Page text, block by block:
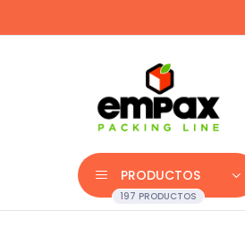
PRODUCTOS
197 PRODUCTOS